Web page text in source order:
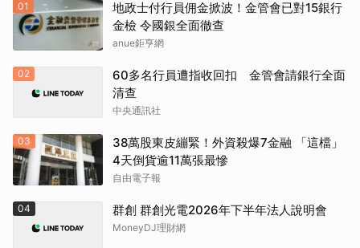
01
地政士付行員佣金掀波！金管會已對15銀行
金檢 令國銀全面徹查
anue鉅亨網
02
60多名行員遭指收回扣 金管會請銀行全面
清查
中央通訊社
03
38萬股東皮繃緊！外資殺爆7金融 「這檔」
4天倒貨逾11萬張最慘
自由電子報
04 群創 群創光電2026年下半年法人說明會
MoneyDJ理財網